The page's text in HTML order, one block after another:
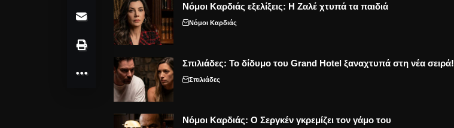
Νόμοι Καρδιάς εξελίξεις: Η Ζαλέ χτυπά τα παιδιά
Νόμοι Καρδιάς
Σπιλιάδες: Το δίδυμο του Grand Hotel ξαναχτυπά στη νέα σειρά!
Σπιλιάδες
Νόμοι Καρδιάς: Ο Σεργκέν γκρεμίζει τον γάμο του